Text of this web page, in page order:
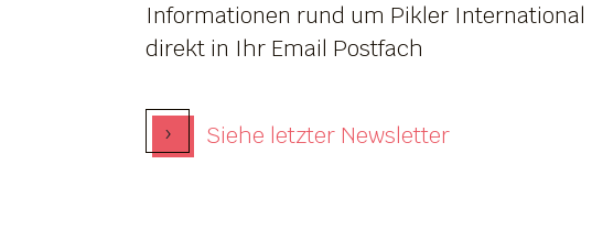
Informationen rund um Pikler International
direkt in Ihr Email Postfach
›
Siehe letzter Newsletter